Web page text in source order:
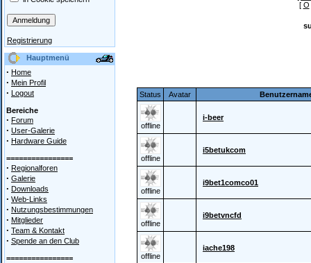
Registrierung
Hauptmenü
· Home
· Mein Profil
· Logout
Bereiche
· Forum
· User-Galerie
· Hardware Guide
================
· Regionalforen
· Galerie
· Downloads
· Web-Links
· Nutzungsbestimmungen
· Mitglieder
· Team & Kontakt
· Spende an den Club
================
[ O
Status Avatar
offline
i-beer
offline
i5betukcom
offline
i9bet1comco01
offline
i9betvncfd
offline
iache198